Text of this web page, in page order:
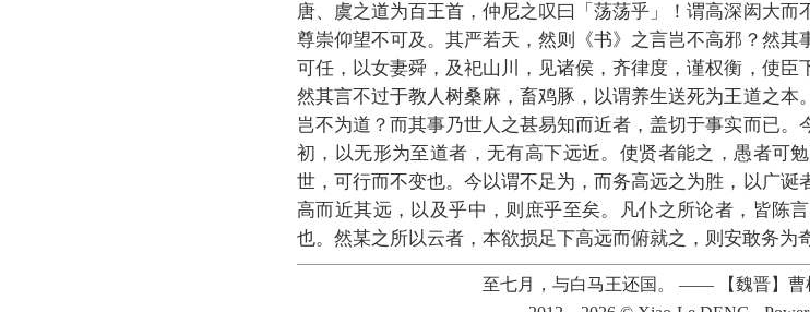
唐、虞之道为百王首，仲尼之叹曰「荡荡乎」！谓高深闳大
尊崇仰望不可及。其严若天，然则《书》之言岂不高邪？然
可任，以女妻舜，及祀山川，见诸侯，齐律度，谨权衡，使臣
然其言不过于教人树桑麻，畜鸡豚，以谓养生送死为王道之本
岂不为道？而其事乃世人之甚易知而近者，盖切于事实而已
初，以无形为至道者，无有高下远近。使贤者能之，愚者可
世，可行而不变也。今以谓不足为，而务高远之为胜，以广
高而近其远，以及乎中，则庶乎至矣。凡仆之所论者，皆陈
也。然某之所以云者，本欲损足下高远而俯就之，则安敢务为
至七月，与白马王还国。 ——
【魏晋】